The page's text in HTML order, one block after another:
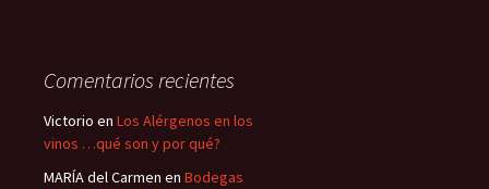
Comentarios recientes
Victorio en Los Alérgenos en los
vinos …qué son y por qué?
MARÍA del Carmen en Bodegas